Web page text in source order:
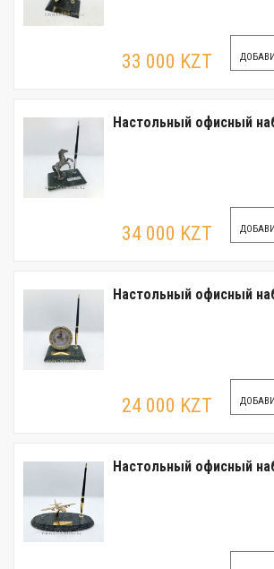
33 000 KZT
Настольный офисный
34 000 KZT
Настольный офисный
24 000 KZT
Настольный офисный